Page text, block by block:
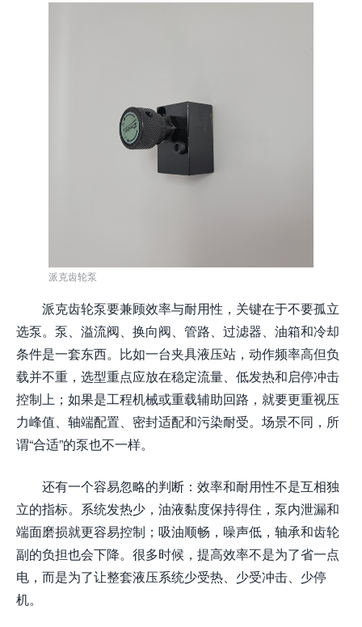
派克齿轮泵
派克齿轮泵要兼顾效率与耐用性，关键在于不要孤立
选泵。泵、溢流阀、换向阀、管路、过滤器、油箱和冷却
条件是一套东西。比如一台夹具液压站，动作频率高但负
载并不重，选型重点应放在稳定流量、低发热和启停冲击
控制上；如果是工程机械或重载辅助回路，就要更重视压
力峰值、轴端配置、密封适配和污染耐受。场景不同，所
谓“合适”的泵也不一样。
还有一个容易忽略的判断：效率和耐用性不是互相独
立的指标。系统发热少，油液黏度保持得住，泵内泄漏和
端面磨损就更容易控制；吸油顺畅，噪声低，轴承和齿轮
副的负担也会下降。很多时候，提高效率不是为了省一点
电，而是为了让整套液压系统少受热、少受冲击、少停
机。